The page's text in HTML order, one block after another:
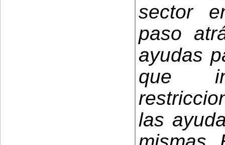
sector
paso
ayudas
que
las